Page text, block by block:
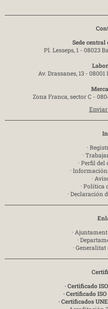
Sede central
Pl. Lesseps, 1 - 08023
Av. Drassanes, 13 -
Zona Franca, sector C -
·
·
· Perfil del
·
·
· Política
· Declaración
· Ajuntament
·
· Generalitat
· Certificado
· Certificado
· Certificados